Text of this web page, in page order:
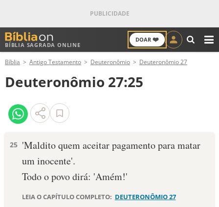
BÍBLIA SAGRADA ONLINE
DOAR ❤️
ANTIGO TESTAMENTO
NOVO TESTAMENTO
VERSÍCULOS
PALAVRA DO DIA
Bíblia Antigo Testamento Deuteronômio Deuteronômio 27
Deuteronômio 27:25
25 'Maldito quem aceitar pagamento para matar
um inocente'.
Todo o povo dirá: 'Amém!'
LEIA O CAPÍTULO COMPLETO: DEUTERONÔMIO 27